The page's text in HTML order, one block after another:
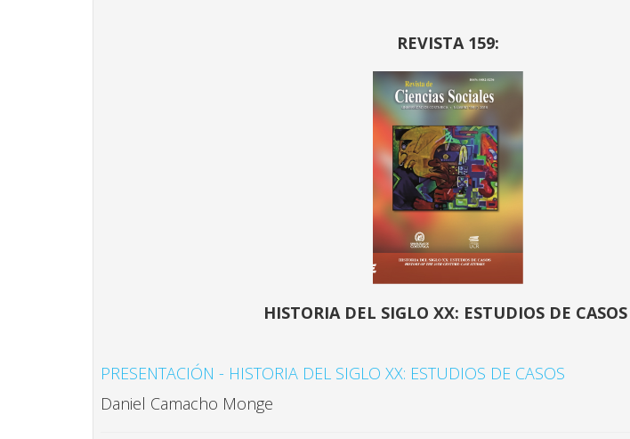
REVISTA 159:
HISTORIA DEL SIGLO XX: ESTUDIOS DE CASOS
PRESENTACIÓN - HISTORIA DEL SIGLO XX: ESTUDIOS DE CASOS
Daniel Camacho Monge